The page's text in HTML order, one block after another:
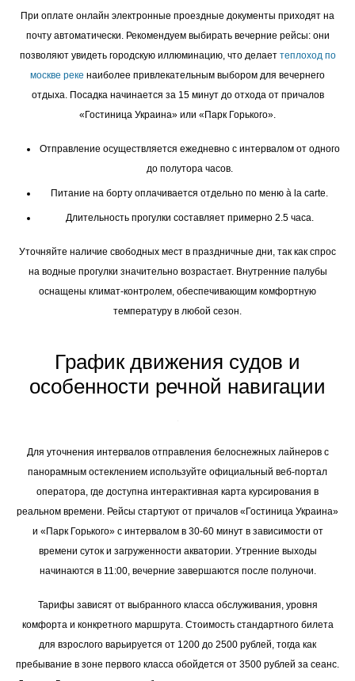
При оплате онлайн электронные проездные документы приходят на
почту автоматически. Рекомендуем выбирать вечерние рейсы: они
позволяют увидеть городскую иллюминацию, что делает теплоход по
москве реке наиболее привлекательным выбором для вечернего
отдыха. Посадка начинается за 15 минут до отхода от причалов
«Гостиница Украина» или «Парк Горького».
Отправление осуществляется ежедневно с интервалом от одного
до полутора часов.
Питание на борту оплачивается отдельно по меню à la carte.
Длительность прогулки составляет примерно 2.5 часа.
Уточняйте наличие свободных мест в праздничные дни, так как спрос
на водные прогулки значительно возрастает. Внутренние палубы
оснащены климат-контролем, обеспечивающим комфортную
температуру в любой сезон.
График движения судов и
особенности речной навигации
Для уточнения интервалов отправления белоснежных лайнеров с
панорамным остеклением используйте официальный веб-портал
оператора, где доступна интерактивная карта курсирования в
реальном времени. Рейсы стартуют от причалов «Гостиница Украина»
и «Парк Горького» с интервалом в 30-60 минут в зависимости от
времени суток и загруженности акватории. Утренние выходы
начинаются в 11:00, вечерние завершаются после полуночи.
Тарифы зависят от выбранного класса обслуживания, уровня
комфорта и конкретного маршрута. Стоимость стандартного билета
для взрослого варьируется от 1200 до 2500 рублей, тогда как
пребывание в зоне первого класса обойдется от 3500 рублей за сеанс.